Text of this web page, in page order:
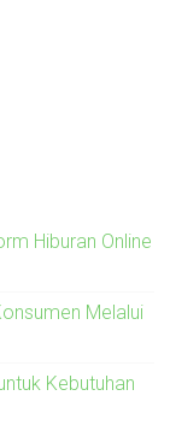
Hiburan Online
Melalui
Kebutuhan